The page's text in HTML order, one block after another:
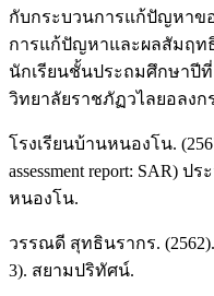
กับกระบวนการแก้ปัญหาข
การแก้ปัญหาและผลสัมฤท
นักเรียนชั้นประถมศึกษาปี
วิทยาลัยราชภัฏวไลยอลงก
โรงเรียนบ้านหนองโน.
assessment report: SAR)
หนองโน.
วรรณดี สุทธินรากร.
3). สยามปริทัศน์.